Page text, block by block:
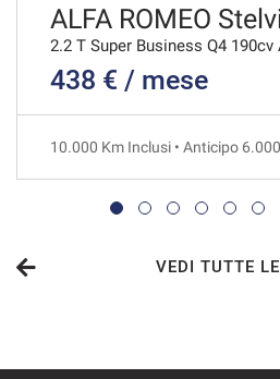
VEDI
621€/mese
36 Mesi
ALFA ROMEO
2.2 T Super Business Q4 190cv
438 € / mese
10.000 Km Inclusi • Anticipo
VEDI TUTTE